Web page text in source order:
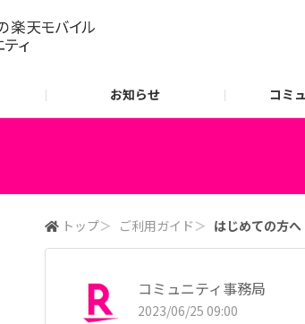
お知らせ コミ
トップ＞ ご利用ガイド ＞ はじめての方へ
コミュニティ事務局
2023/06/25 09:00